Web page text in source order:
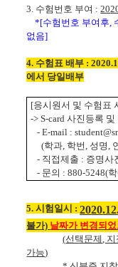
3. 수험번호 부여 :20
*[수험번호 부여후
없음]
4. 수험표 배부 : 2020
에서 당일배부
[응시원서 및 수험표
-> S-card사진등록 및
- E-mail :
(학과 학번 성명
- 직접제출 : 증명사
- 문의 : 880-5248(
5.시험일시 : 2020.12
불가) 날짜가 변경되
(선택문제 ,
가능)